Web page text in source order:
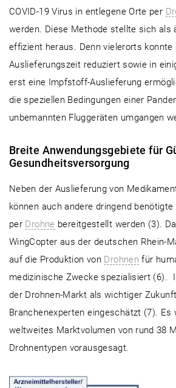
COVID-19 Virus in entlegene Orte per
werden. Diese Methode stellte sich als
effizient heraus. Denn vielerorts konnte
Auslieferungszeit reduziert sowie in
erst eine Impfstoff-Auslieferung
die speziellen Bedingungen einer
unbemannten Fluggeräten umgangen
Breite Anwendungsgebiete für
Gesundheitsversorgung
Neben der Auslieferung von
können auch andere dringend
per Drohne bereitgestellt werden (3).
WingCopter aus der deutschen Rhein-
auf die Produktion von Drohnen für
medizinische Zwecke spezialisiert (6).
der Drohnen-Markt als wichtiger
Branchenexperten eingeschätzt (7). Es
weltweites Marktvolumen von rund 38
Drohnentypen vorausgesagt.